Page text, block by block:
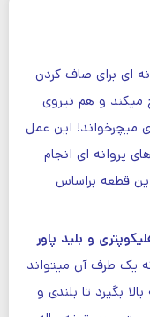
ای برای صاف کردن
و هم نیروی
میچرخواند! این عمل
پروانه ای انجام
قطعه براساس
و بلید پاور
یک طرف آن میتواند
ی رو به بالا بگیرد تا بلندی و